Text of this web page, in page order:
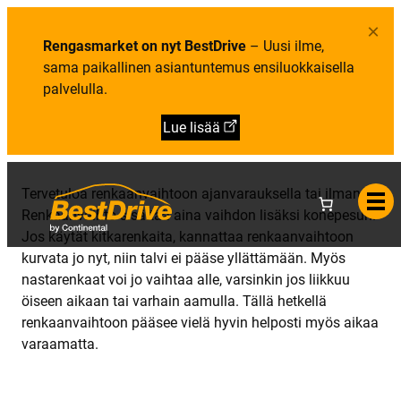
Rengasmarket on nyt BestDrive – Uusi ilme,
sama paikallinen asiantuntemus ensiluokkaisella
palvelulla.
Lue lisää
×
i
t
e
l
u
t
Tervetuloa renkaanvaihtoon ajanvarauksella tai ilman.
Renkaanvaihto sisältää aina vaihdon lisäksi konepesun.
Jos käytät kitkarenkaita, kannattaa renkaanvaihtoon
kurvata jo nyt, niin talvi ei pääse yllättämään. Myös
nastarenkaat voi jo vaihtaa alle, varsinkin jos liikkuu
öiseen aikaan tai varhain aamulla. Tällä hetkellä
renkaanvaihtoon pääsee vielä hyvin helposti myös aikaa
varaamatta.